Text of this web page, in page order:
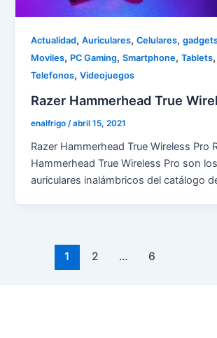
Actualidad,Auriculares,Celulares,
Moviles, PC Gaming,Smartphone,Tablets
Telefonos,Videojuegos
Razer Hammerhead True
enalfrigo/abril 15, 2021
Razer Hammerhead True Wireless Pro
Hammerhead True Wireless Pro son
auriculares inalámbricos del catálogo
1 2 … 6